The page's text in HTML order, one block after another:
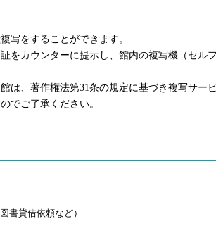
をすることができます。
カウンターに提示し、館内の複写機（セル
、著作権法第31条の規定に基づき複写サービ
でご了承ください。
書貸借依頼など）